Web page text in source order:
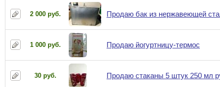
2 000 руб. Продаю бак из нержавеющей
1 000 руб. Продаю йогуртницу-термос
30 руб. Продаю стаканы 5 штук 250 мл